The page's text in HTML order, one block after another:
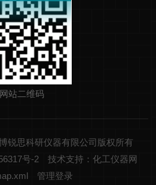
网站二维码
锐思科研仪器有限公司版权所有
号-2
技术支持：化工仪器网
管理登录